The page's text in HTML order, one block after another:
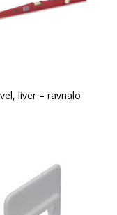
liver – ravnalo